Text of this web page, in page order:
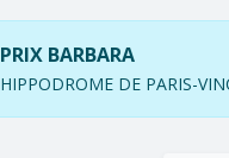
PRIX BARBARA
HIPPODROME DE PARIS-